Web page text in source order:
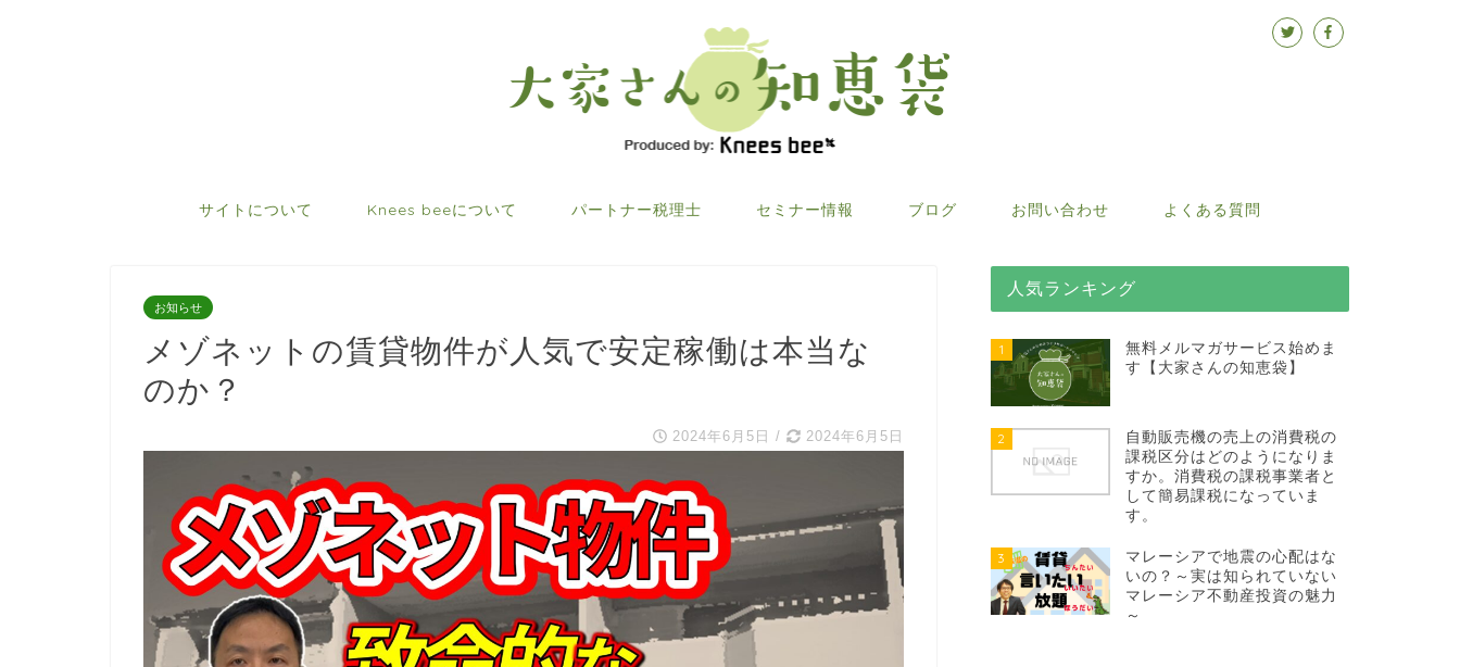
サイトについて Knees beeについて パートナー税理士 セミナー情報 ブログ お問い合わせ よくある質問
お知らせ
メゾネットの賃貸物件が人気で安定稼働は本当な
のか？
2024年6月5日 / 2024年6月5日
人気ランキング
1
無料メルマガサービス始めま
す【大家さんの知恵袋】
2
自動販売機の売上の消費税の
課税区分はどのようになりま
すか。消費税の課税事業者と
して簡易課税になっていま
す。
3
マレーシアで地震の心配はな
いの？～実は知られていない
マレーシア不動産投資の魅力
～